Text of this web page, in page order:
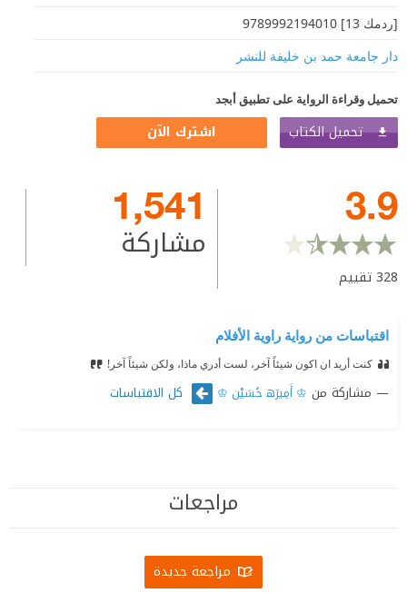
[ردمك 13] 9789992194010
دار جامعة حمد بن خليفة للنشر
تحميل وقراءة الرواية على تطبيق أبجد
تحميل الكتاب اشترك الآن
3.9
328تقييم
1,541
مشاركة
اقتباسات من رواية راوية الأفلام
كنت أريد ان اكون شيئاً آخر، لست أدري ماذا، ولكن شيئاً آخر!
مشاركة من ♔ أَمِيرَﮪ حُسَيْن ♔ كل الاقتباسات
مراجعات
مراجعة جديدة